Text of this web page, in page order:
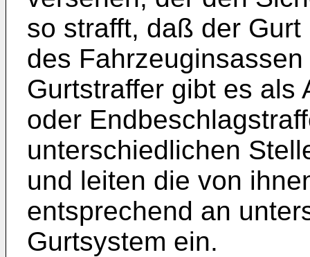
so strafft, daß der
des
Gurtstraffer gibt es als
oder
unterschiedlichen
und leiten die von
entsprechend an
Gurtsystem ein.